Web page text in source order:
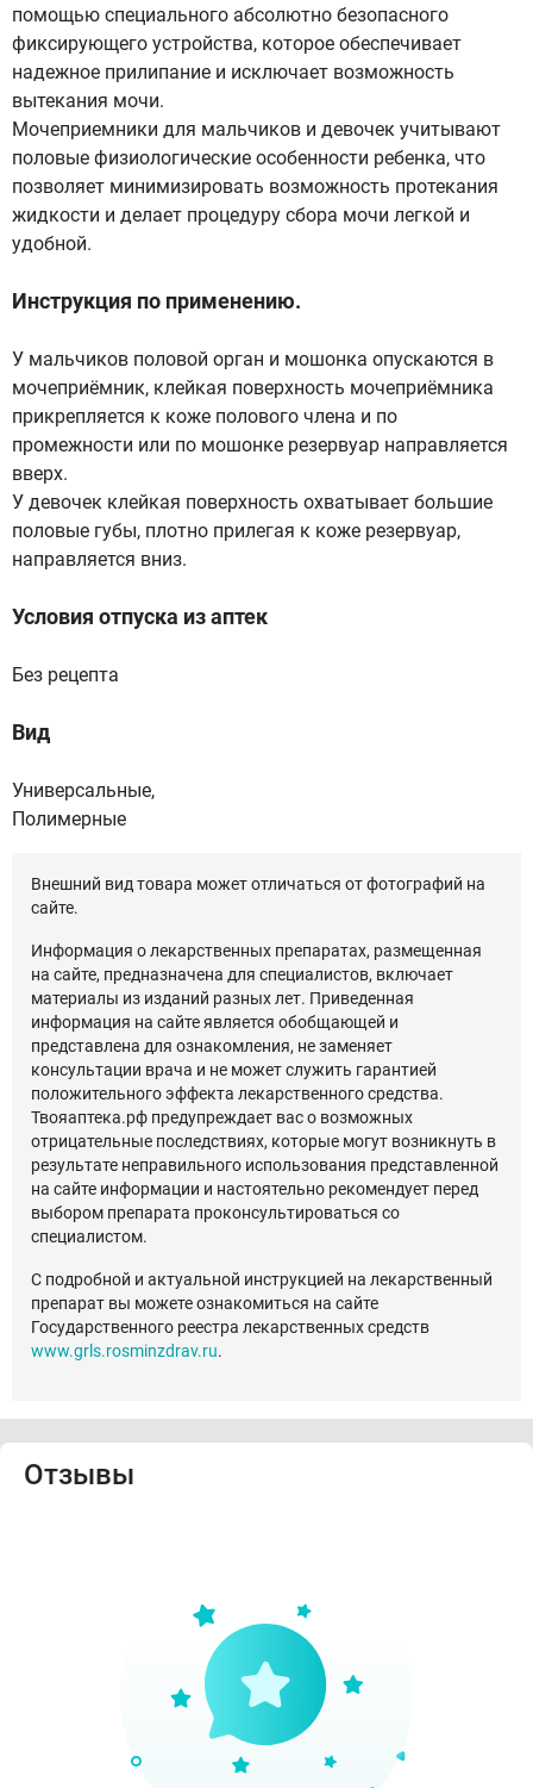
помощью специального абсолютно безопасного
фиксирующего устройства, которое обеспечивает
надежное прилипание и исключает возможность
вытекания мочи.
Мочеприемники для мальчиков и девочек учитывают
половые физиологические особенности ребенка, что
позволяет минимизировать возможность протекания
жидкости и делает процедуру сбора мочи легкой и
удобной.
Инструкция по применению.
У мальчиков половой орган и мошонка опускаются в
мочеприёмник, клейкая поверхность мочеприёмника
прикрепляется к коже полового члена и по
промежности или по мошонке резервуар направляется
вверх.
У девочек клейкая поверхность охватывает большие
половые губы, плотно прилегая к коже резервуар,
направляется вниз.
Условия отпуска из аптек
Без рецепта
Вид
Универсальные,
Полимерные
Внешний вид товара может отличаться от фотографий на
сайте.
Информация о лекарственных препаратах, размещенная
на сайте, предназначена для специалистов, включает
материалы из изданий разных лет. Приведенная
информация на сайте является обобщающей и
представлена для ознакомления, не заменяет
консультации врача и не может служить гарантией
положительного эффекта лекарственного средства.
Твояаптека.рф предупреждает вас о возможных
отрицательные последствиях, которые могут возникнуть в
результате неправильного использования представленной
на сайте информации и настоятельно рекомендует перед
выбором препарата проконсультироваться со
специалистом.
С подробной и актуальной инструкцией на лекарственный
препарат вы можете ознакомиться на сайте
Государственного реестра лекарственных средств
www.grls.rosminzdrav.ru.
Отзывы